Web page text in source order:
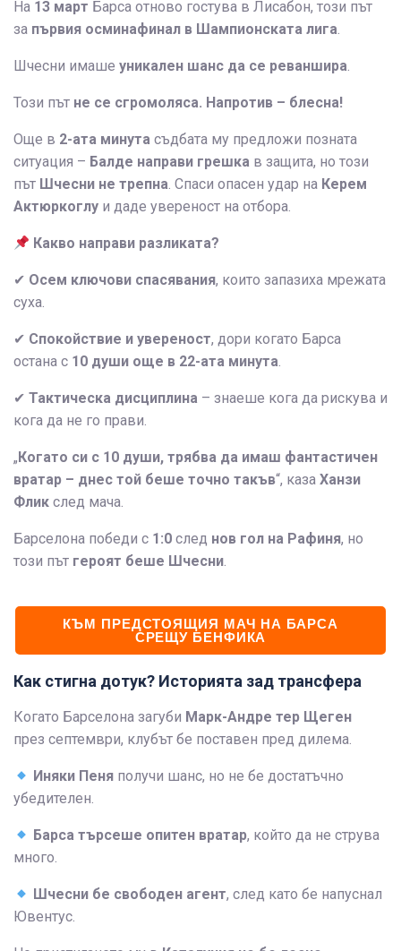
На 13 март Барса отново гостува в Лисабон, този път
за първия осминафинал в Шампионската лига.
Шчесни имаше уникален шанс да се реваншира.
Този път не се сгромоляса. Напротив – блесна!
Още в 2-ата минута съдбата му предложи позната
ситуация – Балде направи грешка в защита, но този
път Шчесни не трепна. Спаси опасен удар на Керем
Актюркоглу и даде увереност на отбора.
Какво направи разликата?
✔ Осем ключови спасявания, които запазиха мрежата
суха.
✔ Спокойствие и увереност, дори когато Барса
остана с 10 души още в 22-ата минута.
✔ Тактическа дисциплина – знаеше кога да рискува и
кога да не го прави.
„Когато си с 10 души, трябва да имаш фантастичен
вратар – днес той беше точно такъв“, каза Ханзи
Флик след мача.
Барселона победи с 1:0 след нов гол на Рафиня, но
този път героят беше Шчесни.
КЪМ ПРЕДСТОЯЩИЯ МАЧ НА БАРСА
СРЕЩУ БЕНФИКА
Как стигна дотук? Историята зад трансфера
Когато Барселона загуби Марк-Андре тер Щеген
през септември, клубът бе поставен пред дилема.
Иняки Пеня получи шанс, но не бе достатъчно
убедителен.
Барса търсеше опитен вратар, който да не струва
много.
Шчесни бе свободен агент, след като бе напуснал
Ювентус.